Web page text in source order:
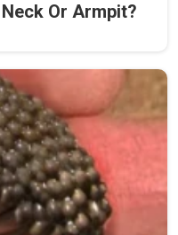
Or Armpit?